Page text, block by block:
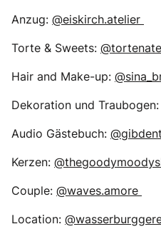
Anzug: @eiskirch.atelier
Torte & Sweets:
Hair and Make-up:
Dekoration und Traubogen:
Audio Gästebuch:
Kerzen:
Couple: @waves.amore
Location: